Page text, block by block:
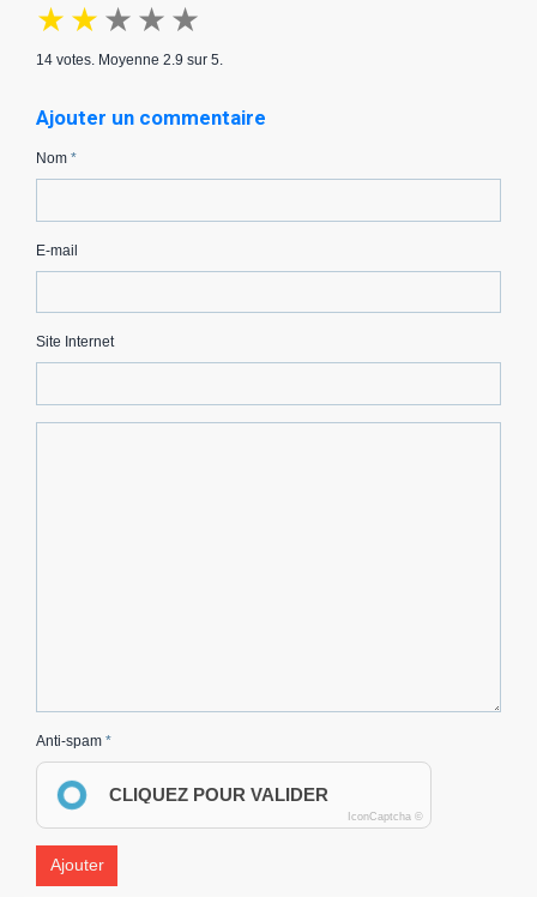
★ ★ ★ ★ ★
14 votes. Moyenne 2.9 sur 5.
Ajouter un commentaire
Nom
E-mail
Site Internet
Anti-spam
CLIQUEZ POUR VALIDER
IconCaptcha ©
Ajouter